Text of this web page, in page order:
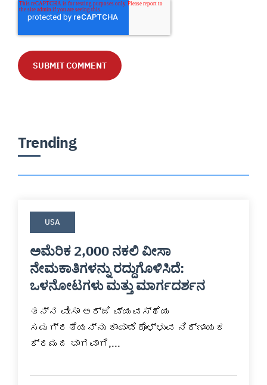
Trending
USA
ಅಮೆರಿಕ 2,000 ನಕಲಿ ವೀಸಾ
ನೇಮಕಾತಿಗಳನ್ನು ರದ್ದುಗೊಳಿಸಿದೆ:
ಒಳನೋಟಗಳು ಮತ್ತು ಮಾರ್ಗದರ್ಶನ
ತನ್ನ ವೀಸಾ ಅರ್ಜಿ ವ್ಯವಸ್ಥೆಯ
ಸಮಗ್ರತೆಯನ್ನು ಕಾಪಾಡಿಕೊಳ್ಳುವ ನಿರ್ಣಾಯಕ
ಕ್ರಮದ ಭಾಗವಾಗಿ,...